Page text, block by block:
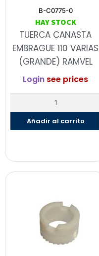
B-C0775-0
HAY STOCK
TUERCA CANASTA
EMBRAGUE 110 VARIAS
(GRANDE) RAMVEL
Login see prices
Añadir al carrito